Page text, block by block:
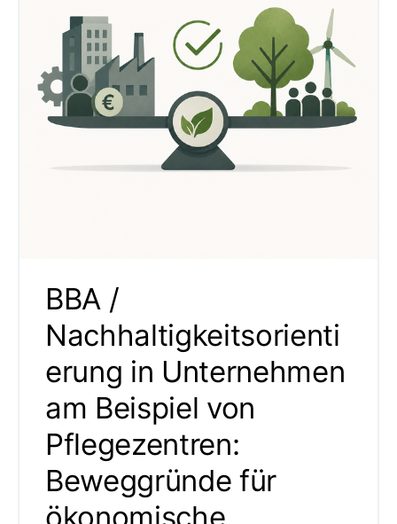
BBA /
Nachhaltigkeitsorienti
erung in Unternehmen
am Beispiel von
Pflegezentren:
Beweggründe für
ökonomische,